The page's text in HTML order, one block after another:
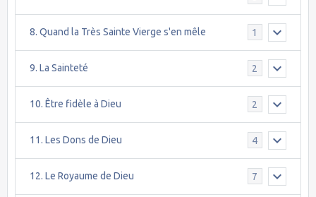
8. Quand la Très Sainte Vierge s'en mêle 1
9. La Sainteté 2
10. Être fidèle à Dieu 2
11. Les Dons de Dieu 4
12. Le Royaume de Dieu 7